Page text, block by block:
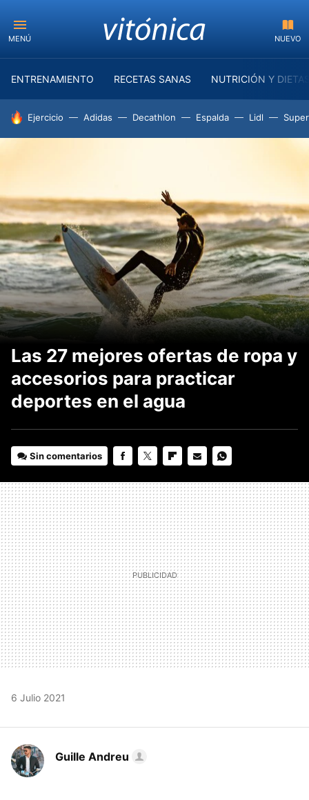
MENÚ NUEVO
ENTRENAMIENTO RECETAS SANAS NUTRICIÓN Y
HOY SE HABLA DE
Ejercicio Adidas Decathlon Espalda Lidl
Las 27 mejores ofertas de ropa y
accesorios para practicar
deportes en el agua
Sin comentarios
MAIL
6 Julio 2021
Guille Andreu